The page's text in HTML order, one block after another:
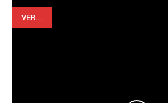
VER...